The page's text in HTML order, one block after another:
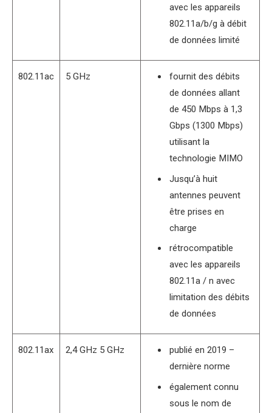
avec les appareils
802.11a/b/g à débit
de données limité
802.11ac 5 GHz
fournit des débits
de données allant
de 450 Mbps à 1,3
Gbps (1300 Mbps)
utilisant la
technologie MIMO
Jusqu’à huit
antennes peuvent
être prises en
charge
rétrocompatible
avec les appareils
802.11a / n avec
limitation des débits
de données
802.11ax 2,4 GHz 5 GHz
publié en 2019 –
dernière norme
également connu
sous le nom de